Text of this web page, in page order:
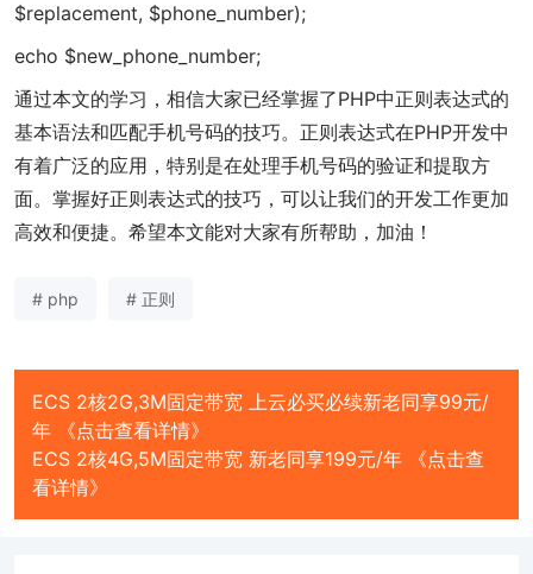
$replacement, $phone_number);
echo $new_phone_number;
通过本文的学习，相信大家已经掌握了PHP中正则表达式的
基本语法和匹配手机号码的技巧。正则表达式在PHP开发中
有着广泛的应用，特别是在处理手机号码的验证和提取方
面。掌握好正则表达式的技巧，可以让我们的开发工作更加
高效和便捷。希望本文能对大家有所帮助，加油！
# php # 正则
ECS 2核2G,3M固定带宽 上云必买必续新老同享99元/
年 《点击查看详情》
ECS 2核4G,5M固定带宽 新老同享199元/年 《点击查
看详情》